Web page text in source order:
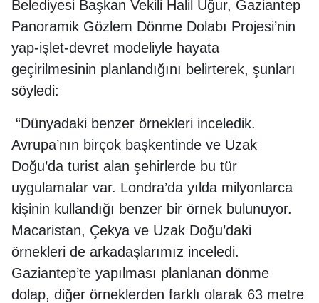
Belediyesi Başkan Vekili Halil Uğur, Gaziantep
Panoramik Gözlem Dönme Dolabı Projesi’nin
yap-işlet-devret modeliyle hayata
geçirilmesinin planlandığını belirterek, şunları
söyledi:
“Dünyadaki benzer örnekleri inceledik.
Avrupa’nın birçok başkentinde ve Uzak
Doğu’da turist alan şehirlerde bu tür
uygulamalar var. Londra’da yılda milyonlarca
kişinin kullandığı benzer bir örnek bulunuyor.
Macaristan, Çekya ve Uzak Doğu’daki
örnekleri de arkadaşlarımız inceledi.
Gaziantep’te yapılması planlanan dönme
dolap, diğer örneklerden farklı olarak 63 metre